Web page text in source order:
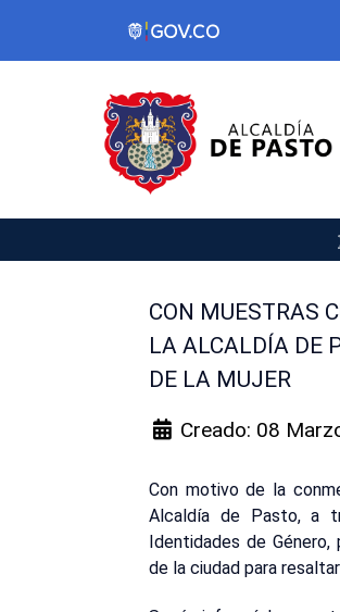
CON MUESTRAS
LA ALCALDÍA DE
DE LA MUJER
Creado: 08
Con motivo de la
Alcaldía de Pasto, a
Identidades de
de la ciudad para